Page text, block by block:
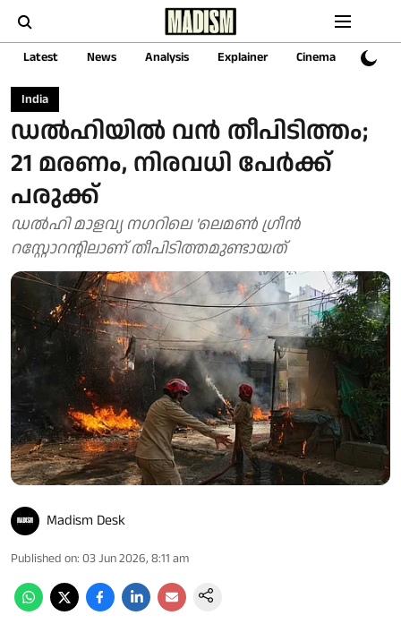
Latest News Analysis Explainer Cinema Sports
India
ഡല്‍ഹിയില്‍ വന്‍ തീപിടിത്തം;
21 മരണം, നിരവധി പേർക്ക്
പരുക്ക്
ഡല്‍ഹി മാളവ്യ നഗറിലെ 'ലെമണ്‍ ഗ്രീന്‍
റസ്റ്റോറന്റിലാണ് തീപിടിത്തമുണ്ടായത്
Madism Desk
Published on: 03 Jun 2026, 8:11 am